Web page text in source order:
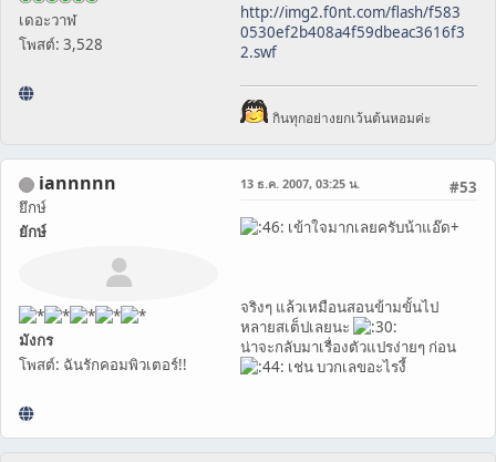
เดอะวาฬ
โพสต์: 3,528
http://img2.f0nt.com/flash/f583
0530ef2b408a4f59dbeac3616f3
2.swf
กินทุกอย่างยกเว้นต้นหอมค่ะ
iannnnn
ยึกษ์
ยักษ์
มังกร
โพสต์: ฉันรักคอมพิวเตอร์!!
#53
13 ธ.ค. 2007, 03:25 น.
เข้าใจมากเลยครับน้าแอ๊ด+
จริงๆ แล้วเหมือนสอนข้ามขั้นไป
หลายสเต็ปเลยนะ
น่าจะกลับมาเรื่องตัวแปรง่ายๆ ก่อน
เช่น บวกเลขอะไรงี้